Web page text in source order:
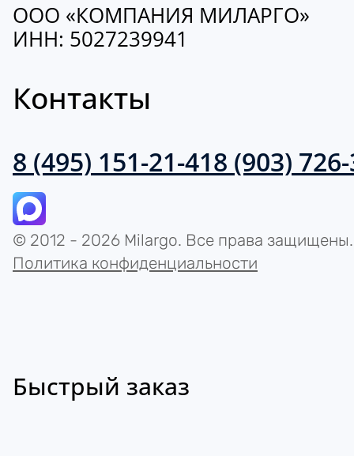
ООО «КОМПАНИЯ МИЛАРГО»
ИНН: 5027239941
Контакты
8 (495) 151-21-418 (903)
© 2012 - 2026 Milargo. Все права защищены.
Политика конфиденциальности
Быстрый заказ